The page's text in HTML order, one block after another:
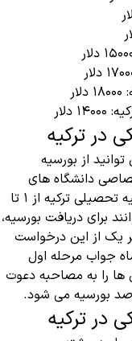
در ترکیه
از بورسیه
دانشگاه های
خصوصی ترکیه استفاده کنید. ثبت نام بورسیه تحصیلی ترکیه از ۱ تا
برای دریافت بورسیه،
یک از این درخواست
رزومه های ارسال شده، پس از ۲ یا ۳ ماه جواب مرحله اول
ها را به مصاحبه دعوت
در ترکیه